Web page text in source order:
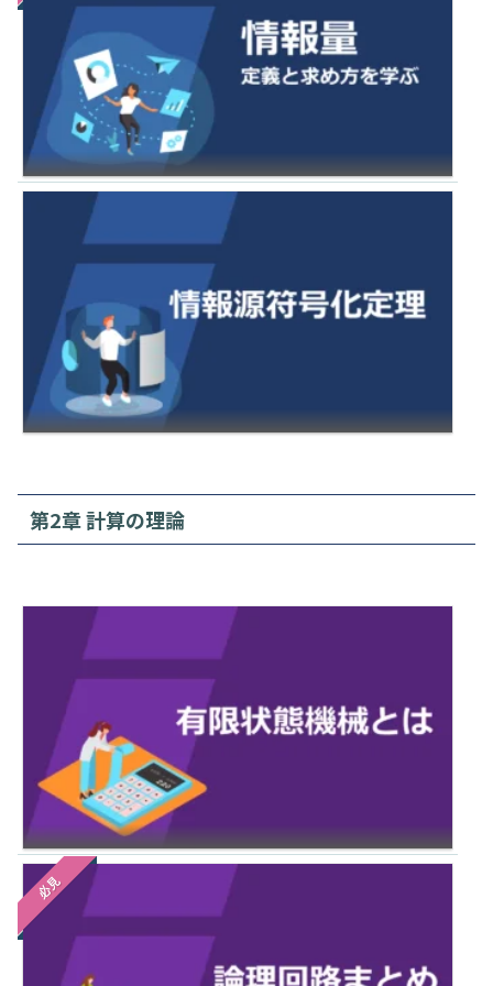
第2章 計算の理論
必見